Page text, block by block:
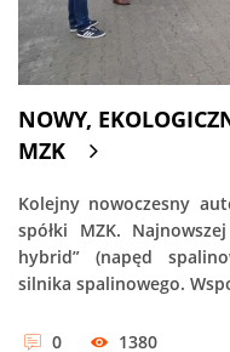
NOWY,
MZK
Kolejny nowoczesny
spółki MZK.
hybrid” (napęd
silnika spalinowego.
0 1380